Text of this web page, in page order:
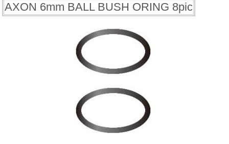
AXON 6mm BALL BUSH ORING 8pic